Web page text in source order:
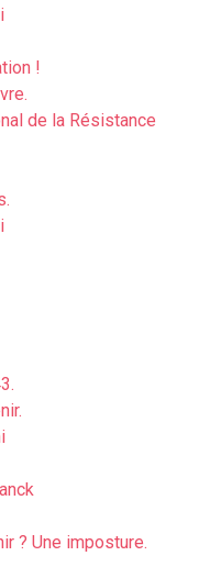
!
de la Résistance
? Une imposture.